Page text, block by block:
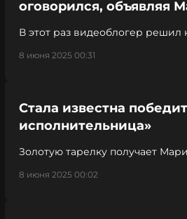
оговорился, объявляя
В этот раз видеоблогер решил
8 июня 2025 00:31
Стала известна
исполнительница»
Золотую тарелку получает
8 июня 2025 00:02